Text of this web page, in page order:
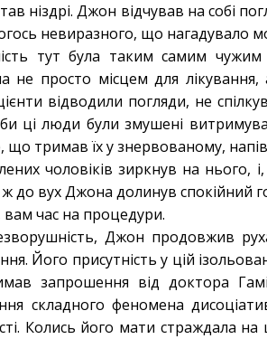
ніздрі. Джон відчував на собі
невиразного, що нагадувало
тут була таким самим
не просто місцем для
відводили погляди, не
ці люди були змушені
що тримав їх у знервованому,
чоловіків зиркнув на нього,
до вух Джона долинув спокійний
вам час на процедури.
Джон продовжив
Його присутність у цій
запрошення від доктора
складного феномена
Колись його мати страждала